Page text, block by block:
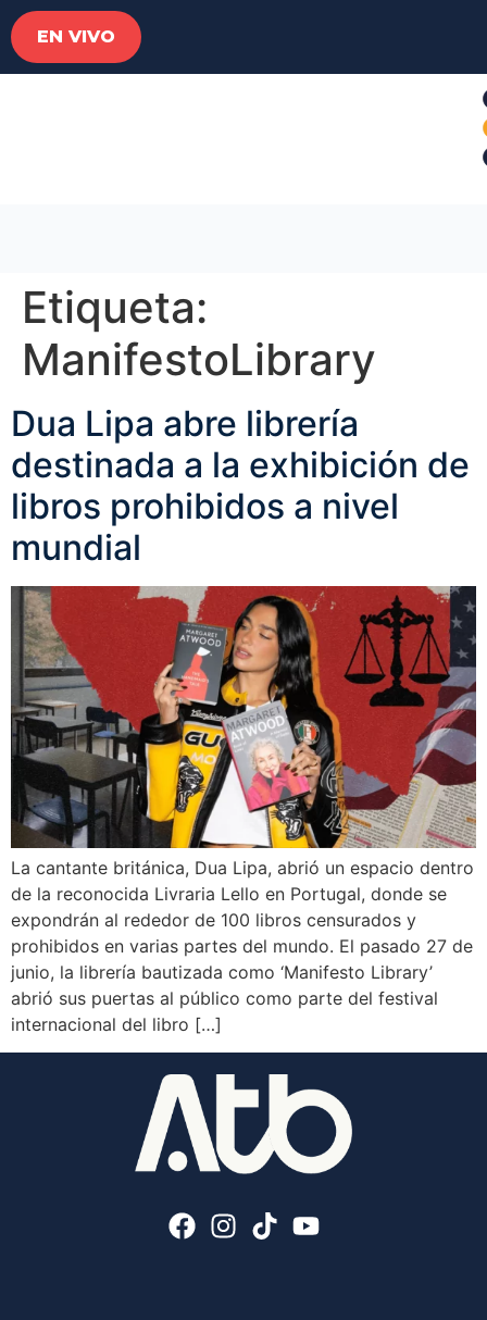
EN VIVO
Etiqueta:
ManifestoLibrary
Dua Lipa abre librería
destinada a la exhibición de
libros prohibidos a nivel
mundial
La cantante británica, Dua Lipa, abrió un espacio dentro
de la reconocida Livraria Lello en Portugal, donde se
expondrán al rededor de 100 libros censurados y
prohibidos en varias partes del mundo. El pasado 27 de
junio, la librería bautizada como ‘Manifesto Library’
abrió sus puertas al público como parte del festival
internacional del libro […]